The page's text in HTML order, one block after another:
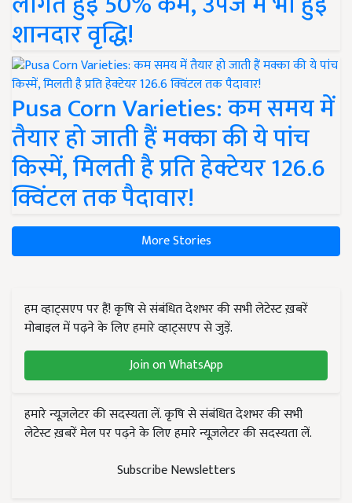
शानदार वृद्धि!
Pusa Corn Varieties: कम समय में
तैयार हो जाती हैं मक्का की ये पांच
किस्में, मिलती है प्रति हेक्टेयर 126.6
क्विंटल तक पैदावार!
More Stories
हम व्हाट्सएप पर हैं! कृषि से संबंधित देशभर की सभी लेटेस्ट ख़बरें
मोबाइल में पढ़ने के लिए हमारे व्हाट्सएप से जुड़ें.
Join on WhatsApp
हमारे न्यूज़लेटर की सदस्यता लें. कृषि से संबंधित देशभर की सभी
लेटेस्ट ख़बरें मेल पर पढ़ने के लिए हमारे न्यूज़लेटर की सदस्यता लें.
Subscribe Newsletters